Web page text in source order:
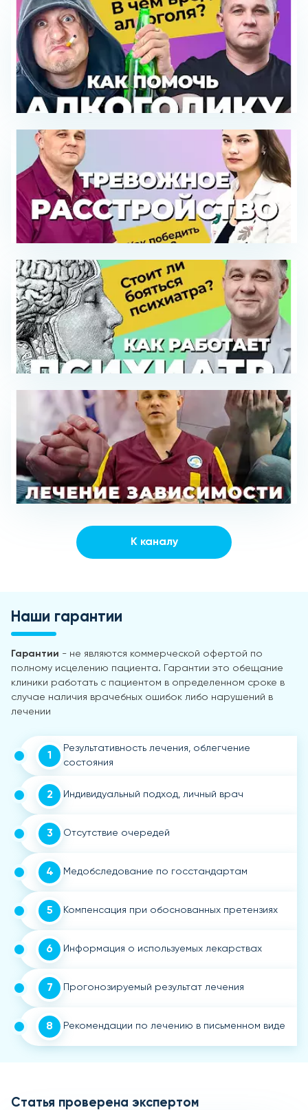
К каналу
Наши гарантии
Гарантии - не являются коммерческой офертой по
полному исцелению пациента. Гарантии это обещание
клиники работать с пациентом в определенном сроке в
случае наличия врачебных ошибок либо нарушений в
лечении
1
Результативность лечения, облегчение
состояния
2 Индивидуальный подход, личный врач
3 Отсутствие очередей
4 Медобследование по госстандартам
5 Компенсация при обоснованных претензиях
6 Информация о используемых лекарствах
7 Прогонозируемый результат лечения
8 Рекомендации по лечению в письменном виде
Статья проверена экспертом